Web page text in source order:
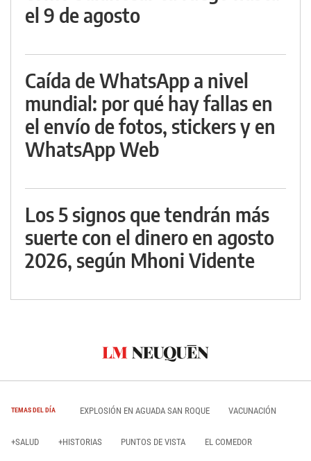
el 9 de agosto
Caída de WhatsApp a nivel
mundial: por qué hay fallas en
el envío de fotos, stickers y en
WhatsApp Web
Los 5 signos que tendrán más
suerte con el dinero en agosto
2026, según Mhoni Vidente
TEMAS DEL DÍA EXPLOSIÓN EN AGUADA SAN ROQUE VACUNACIÓN
+SALUD +HISTORIAS PUNTOS DE VISTA EL COMEDOR